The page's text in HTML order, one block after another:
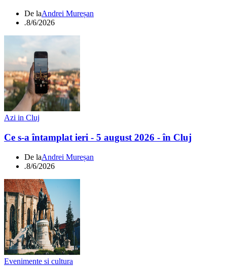
De laAndrei Mureșan
.8/6/2026
Azi in Cluj
Ce s-a întamplat ieri - 5 august 2026 - în Cluj
De laAndrei Mureșan
.8/6/2026
Evenimente si cultura